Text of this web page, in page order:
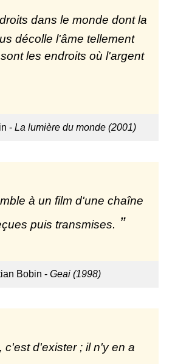
dans le monde dont la
décolle l'âme tellement
les endroits où l'argent
- La lumière du monde (2001)
à un film d'une chaîne
puis transmises.
Bobin - Geai (1998)
c'est d'exister ; il n'y en a